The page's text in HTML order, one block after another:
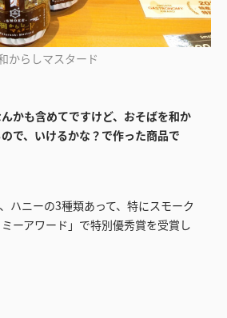
からしマスタード
んかも含めてですけど、おそばを和か
で、いけるかな？で作った商品で
ハニーの3種類あって、特にスモーク
ーアワード」で特別優秀賞を受賞し